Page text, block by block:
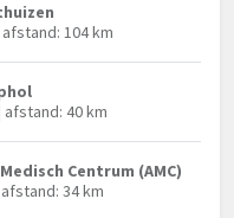
104 km
afstand: 40 km
Centrum (AMC)
34 km